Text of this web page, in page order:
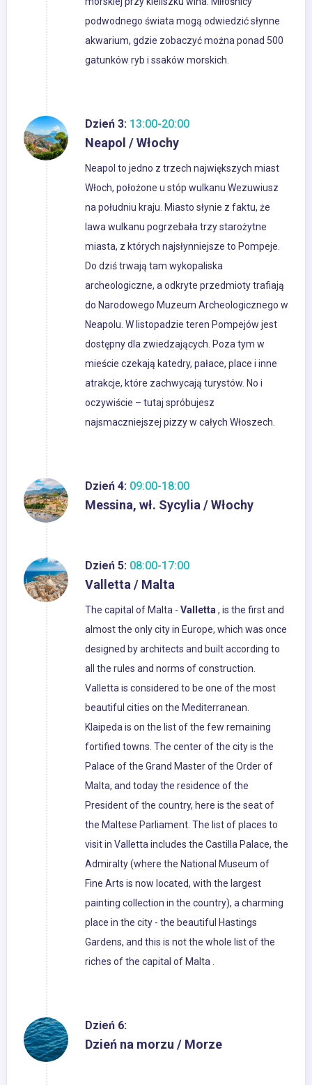
podwodnego świata mogą odwiedzić słynne
akwarium, gdzie zobaczyć można ponad 500
gatunków ryb i ssaków morskich.
Dzień 3: 13:00-20:00
Neapol / Włochy
Neapol to jedno z trzech największych miast
Włoch, położone u stóp wulkanu Wezuwiusz
na południu kraju. Miasto słynie z faktu, że
lawa wulkanu pogrzebała trzy starożytne
miasta, z których najsłynniejsze to Pompeje.
Do dziś trwają tam wykopaliska
archeologiczne, a odkryte przedmioty trafiają
do Narodowego Muzeum Archeologicznego w
Neapolu. W listopadzie teren Pompejów jest
dostępny dla zwiedzających. Poza tym w
mieście czekają katedry, pałace, place i inne
atrakcje, które zachwycają turystów. No i
oczywiście – tutaj spróbujesz
najsmaczniejszej pizzy w całych Włoszech.
Dzień 4: 09:00-18:00
Messina, wł. Sycylia / Włochy
Dzień 5: 08:00-17:00
Valletta / Malta
The capital of Malta - Valletta, is the first and
almost the only city in Europe, which was once
designed by architects and built according to
all the rules and norms of construction.
Valletta is considered to be one of the most
beautiful cities on the Mediterranean.
Klaipeda is on the list of the few remaining
fortified towns. The center of the city is the
Palace of the Grand Master of the Order of
Malta, and today the residence of the
President of the country, here is the seat of
the Maltese Parliament. The list of places to
visit in Valletta includes the Castilla Palace, the
Admiralty (where the National Museum of
Fine Arts is now located, with the largest
painting collection in the country), a charming
place in the city - the beautiful Hastings
Gardens, and this is not the whole list of the
riches of the capital of Malta .
Dzień 6:
Dzień na morzu / Morze